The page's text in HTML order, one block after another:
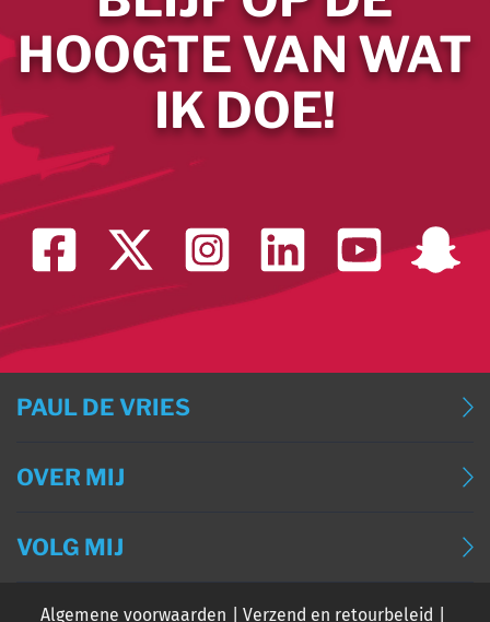
HOOGTE VAN WAT
IK DOE!
PAUL DE VRIES
BLOG (DEUTSCH)
OVER MIJ
VOLG MIJ
Algemene voorwaarden Verzend en retourbeleid